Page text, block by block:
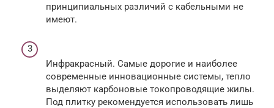
принципиальных различий с кабельными не
имеют.
Инфракрасный. Самые дорогие и наиболее
современные инновационные системы, тепло
выделяют карбоновые токопроводящие жилы.
Под плитку рекомендуется использовать лишь